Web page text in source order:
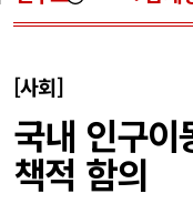
[사회]
국내 인구이
책적 함의